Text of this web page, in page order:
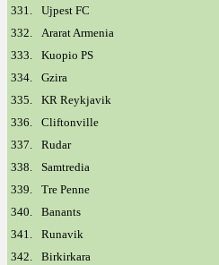
331.
Ujpest FC
332.
Ararat Armenia
333.
Kuopio PS
334.
Gzira
335.
KR Reykjavik
336.
Cliftonville
337.
Rudar
338.
Samtredia
339.
Tre Penne
340.
Banants
341.
Runavik
342.
Birkirkara